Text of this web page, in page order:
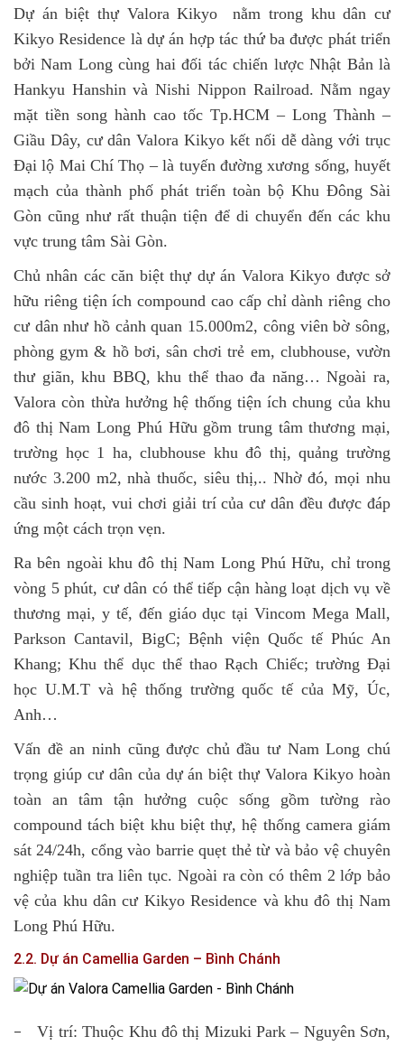
Dự án biệt thự Valora Kikyo nằm trong khu dân cư
Kikyo Residence là dự án hợp tác thứ ba được phát triển
bởi Nam Long cùng hai đối tác chiến lược Nhật Bản là
Hankyu Hanshin và Nishi Nippon Railroad. Nằm ngay
mặt tiền song hành cao tốc Tp.HCM – Long Thành –
Giầu Dây, cư dân Valora Kikyo kết nối dễ dàng với trục
Đại lộ Mai Chí Thọ – là tuyến đường xương sống, huyết
mạch của thành phố phát triển toàn bộ Khu Đông Sài
Gòn cũng như rất thuận tiện để di chuyển đến các khu
vực trung tâm Sài Gòn.
Chủ nhân các căn biệt thự dự án Valora Kikyo được sở
hữu riêng tiện ích compound cao cấp chỉ dành riêng cho
cư dân như hồ cảnh quan 15.000m2, công viên bờ sông,
phòng gym & hồ bơi, sân chơi trẻ em, clubhouse, vườn
thư giãn, khu BBQ, khu thể thao đa năng… Ngoài ra,
Valora còn thừa hưởng hệ thống tiện ích chung của khu
đô thị Nam Long Phú Hữu gồm trung tâm thương mại,
trường học 1 ha, clubhouse khu đô thị, quảng trường
nước 3.200 m2, nhà thuốc, siêu thị,.. Nhờ đó, mọi nhu
cầu sinh hoạt, vui chơi giải trí của cư dân đều được đáp
ứng một cách trọn vẹn.
Ra bên ngoài khu đô thị Nam Long Phú Hữu, chỉ trong
vòng 5 phút, cư dân có thể tiếp cận hàng loạt dịch vụ về
thương mại, y tế, đến giáo dục tại Vincom Mega Mall,
Parkson Cantavil, BigC; Bệnh viện Quốc tế Phúc An
Khang; Khu thể dục thể thao Rạch Chiếc; trường Đại
học U.M.T và hệ thống trường quốc tế của Mỹ, Úc,
Anh…
Vấn đề an ninh cũng được chủ đầu tư Nam Long chú
trọng giúp cư dân của dự án biệt thự Valora Kikyo hoàn
toàn an tâm tận hưởng cuộc sống gồm tường rào
compound tách biệt khu biệt thự, hệ thống camera giám
sát 24/24h, cổng vào barrie quẹt thẻ từ và bảo vệ chuyên
nghiệp tuần tra liên tục. Ngoài ra còn có thêm 2 lớp bảo
vệ của khu dân cư Kikyo Residence và khu đô thị Nam
Long Phú Hữu.
2.2. Dự án Camellia Garden – Bình Chánh
–Vị trí: Thuộc Khu đô thị Mizuki Park – Nguyên Sơn,